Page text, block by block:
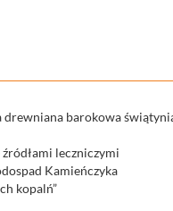
barokowa
leczniczymi
Kamieńczyka
kopalń”